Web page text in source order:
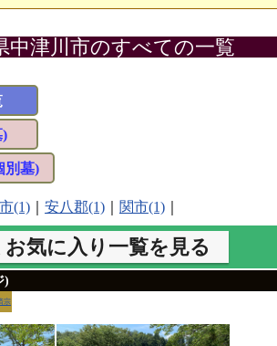
中津川市のすべての一覧
)
別墓)
(1) 安八郡(1) 関市(1)
お気に入り一覧を見る
)
宗